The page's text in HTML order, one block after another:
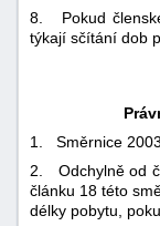
8. Pokud
týkají sčítání dob
1. Směrnice
2. Odchylně od
článku 18 této
délky pobytu,